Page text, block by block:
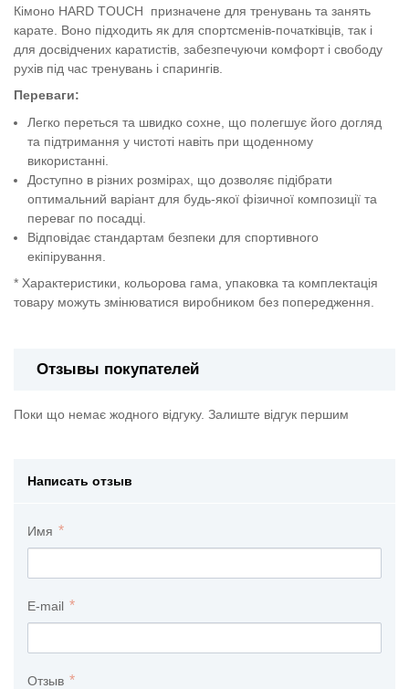
Кімоно HARD TOUCH призначене для тренувань та занять
карате. Воно підходить як для спортсменів-початківців, так і
для досвідчених каратистів, забезпечуючи комфорт і свободу
рухів під час тренувань і спарингів.
Переваги:
Легко переться та швидко сохне, що полегшує його догляд
та підтримання у чистоті навіть при щоденному
використанні.
Доступно в різних розмірах, що дозволяє підібрати
оптимальний варіант для будь-якої фізичної композиції та
переваг по посадці.
Відповідає стандартам безпеки для спортивного
екіпірування.
* Характеристики, кольорова гама, упаковка та комплектація
товару можуть змінюватися виробником без попередження.
Отзывы покупателей
Поки що немає жодного відгуку. Залиште відгук першим
Написать отзыв
Имя
E-mail
Отзыв